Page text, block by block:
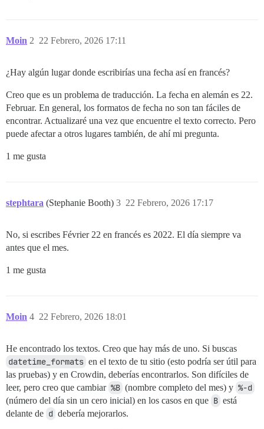
Moin 22 Febrero, 2026 17:11
2
¿Hay algún lugar donde escribirías una fecha así en francés?
Creo que es un problema de traducción. La fecha en alemán es 22.
Februar. En general, los formatos de fecha no son tan fáciles de
encontrar. Actualizaré una vez que encuentre el texto correcto. Pero
puede afectar a otros lugares también, de ahí mi pregunta.
1 me gusta
stephtara (Stephanie Booth) 22 Febrero, 2026 17:17
3
No, si escribes Février 22 en francés es 2022. El día siempre va
antes que el mes.
1 me gusta
Moin 22 Febrero, 2026 18:01
4
He encontrado los textos. Creo que hay más de uno. Si buscas
datetime_formats en el texto de tu sitio (esto podría ser útil para
las pruebas) y en Crowdin, deberías encontrarlos. Son difíciles de
leer, pero creo que cambiar %B (nombre completo del mes) y %-d
(número del día sin un cero inicial) en los casos en que B está
delante de d debería mejorarlos.